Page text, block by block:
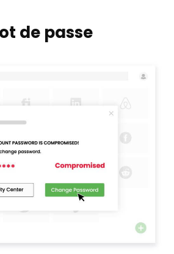
de passe